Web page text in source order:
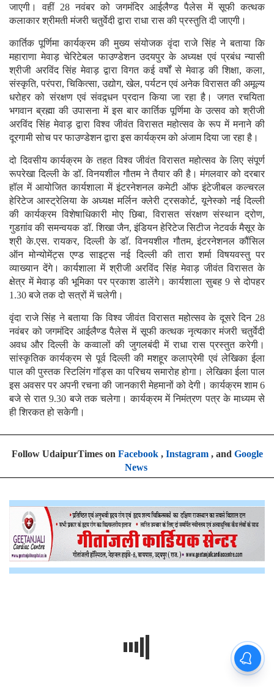
जाएगी। वहीं 28 नवंबर को जगमंदिर आईलैण्ड पैलेस में सूफी कत्थक
कलाकार श्रीमती मंजरी चतुर्वेदी द्वारा राधा रास की प्रस्तुति दी जाएगी।
कार्तिक पूर्णिमा कार्यक्रम की मुख्य संयोजक वृंदा राजे सिंह ने बताया कि
महाराणा मेवाड़ चेरिटेबल फाउण्डेशन उदयपुर के अध्यक्ष एवं प्रबंध न्यासी
श्रीजी अरविंद सिंह मेवाड़ द्वारा विगत कई वर्षों से मेवाड़ की शिक्षा, कला,
संस्कृति, परंपरा, चिकित्सा, उद्योग, खेल, पर्यटन एवं अनेक विरासत की अमूल्य
धरोहर को संरक्षण एवं संवद्र्धन प्रदान किया जा रहा है। जगत रचयिता
भगवान ब्रह्मा की उपासना में इस बार कार्तिक पूर्णिमा के उत्सव को श्रीजी
अरविंद सिंह मेवाड़ द्वारा विश्व जीवंत विरासत महोत्सव के रूप में मनाने की
दूरगामी सोच पर फाउण्डेशन द्वारा इस कार्यक्रम को अंजाम दिया जा रहा है।
दो दिवसीय कार्यक्रम के तहत विश्व जीवंत विरासत महोत्सव के लिए संपूर्ण
रूपरेखा दिल्ली के डॉ. विनयशील गौतम ने तैयार की है। मंगलवार को दरबार
हॉल में आयोजित कार्यशाला में इंटरनेशनल कमेटी ऑफ इंटेजीबल कल्चरल
हेरिटेज आस्ट्रेलिया के अध्यक्ष मर्लिन क्लेरी ट्रसकोर्ट, यूनेस्को नई दिल्ली
की कार्यक्रम विशेषाधिकारी मोए छिबा, विरासत संरक्षण संस्थान द्रोण,
गुडग़ांव की समन्वयक डॉ. शिखा जैन, इंडियन हेरिटेज सिटीज नेटवर्क मैसूर के
श्री के.एस. रायकर, दिल्ली के डॉ. विनयशील गौतम, इंटरनेशनल कौंसिल
ऑन मोन्योमेंट्स एण्ड साइट्स नई दिल्ली की तारा शर्मा विषयवस्तु पर
व्याख्यान देंगे। कार्यशाला में श्रीजी अरविंद सिंह मेवाड़ जीवंत विरासत के
क्षेत्र में मेवाड़ की भूमिका पर प्रकाश डालेंगे। कार्यशाला सुबह 9 से दोपहर
1.30 बजे तक दो सत्रों में चलेगी।
वृंदा राजे सिंह ने बताया कि विश्व जीवंत विरासत महोत्सव के दूसरे दिन 28
नवंबर को जगमंदिर आईलैण्ड पैलेस में सूफी कत्थक नृत्यकार मंजरी चतुर्वेदी
अवध और दिल्ली के कव्वालों की जुगलबंदी में राधा रास प्रस्तुत करेगी।
सांस्कृतिक कार्यक्रम से पूर्व दिल्ली की मशहूर कलाप्रेमी एवं लेखिका ईला
पाल की पुस्तक स्टिलिंग गॉड्स का परिचय समारोह होगा। लेखिका ईला पाल
इस अवसर पर अपनी रचना की जानकारी मेहमानों को देगी। कार्यक्रम शाम 6
बजे से रात 9.30 बजे तक चलेगा। कार्यक्रम में निमंत्रण पत्र के माध्यम से
ही शिरकत हो सकेगी।
Follow UdaipurTimes on Facebook, Instagram, and Google
News